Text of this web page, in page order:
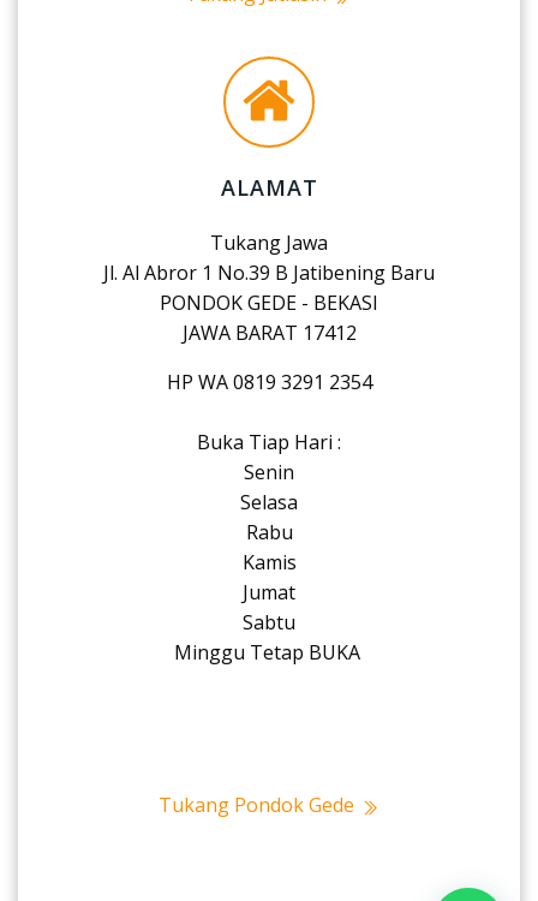
ALAMAT
Tukang Jawa
Jl. Al Abror 1 No.39 B Jatibening Baru
PONDOK GEDE - BEKASI
JAWA BARAT 17412
HP WA 0819 3291 2354
Buka Tiap Hari :
Senin
Selasa
Rabu
Kamis
Jumat
Sabtu
Minggu Tetap BUKA
Tukang Pondok Gede